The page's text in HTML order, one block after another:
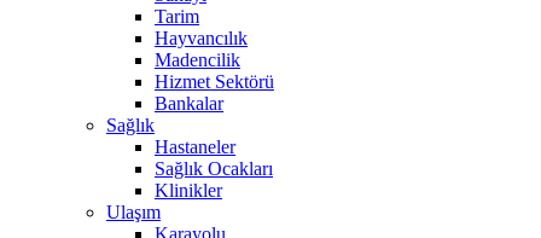
Tarim
Hayvancılık
Madencilik
Hizmet Sektörü
Bankalar
Sağlık
Hastaneler
Sağlık Ocakları
Klinikler
Ulaşım